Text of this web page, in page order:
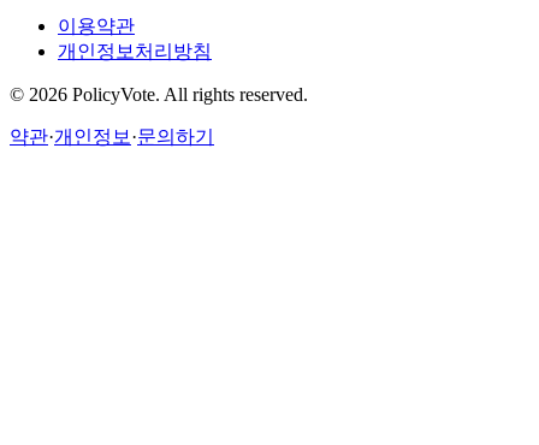
이용약관
개인정보처리방침
© 2026 PolicyVote. All rights reserved.
약관·개인정보 ·문의하기